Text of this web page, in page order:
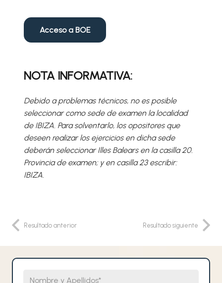
Acceso a BOE
NOTA INFORMATIVA:
Debido a problemas técnicos, no es posible
seleccionar como sede de examen la localidad
de IBIZA. Para solventarlo, los opositores que
deseen realizar los ejercicios en dicha sede
deberán seleccionar Illes Balears en la casilla 20.
Provincia de examen; y en casilla 23 escribir:
IBIZA.
Resultado anterior Resultado siguiente